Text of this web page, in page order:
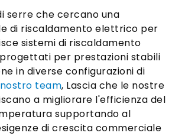
serre che cercano una
di riscaldamento elettrico per
sistemi di riscaldamento
per prestazioni stabili
in diverse configurazioni di
team, Lascia che le nostre
a migliorare l'efficienza del
supportando al
di crescita commerciale